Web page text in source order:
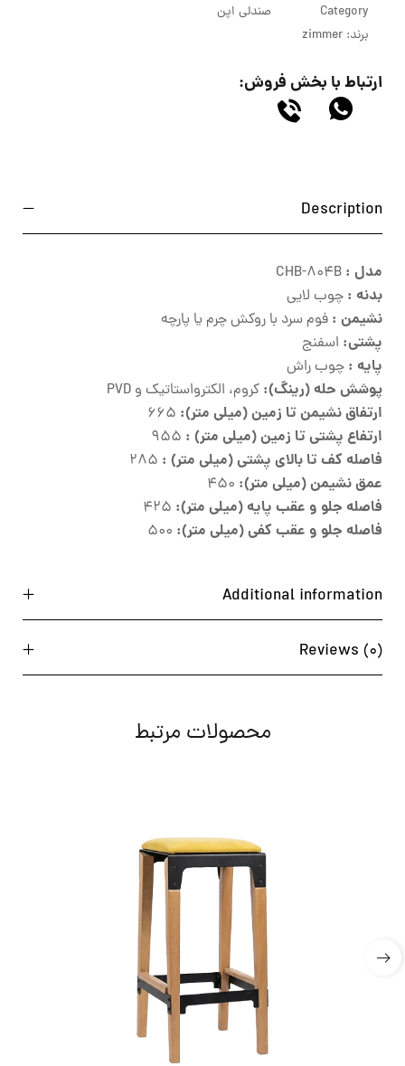
Category
صندلی اپن
برند: zimmer
ارتباط با بخش فروش:
Description
مدل :
بدنه : چوب لایی
نشیمن : فوم سرد با روکش چرم یا پارچه
پشتی: اسفنج
پایه : چوب راش
پوشش حله (رینگ): کروم، الکترواستاتیک و PVD
ارتفاق نشیمن تا زمین (میلی متر):
ارتفاع پشتی تا زمین (میلی متر) :
فاصله کف تا بالای پشتی (میلی متر) :
عمق نشیمن (میلی متر):
فاصله جلو و عقب پایه (میلی متر): 425
فاصله جلو و عقب کفی (میلی متر):
Additional information
Reviews (0)
محصولات مرتبط